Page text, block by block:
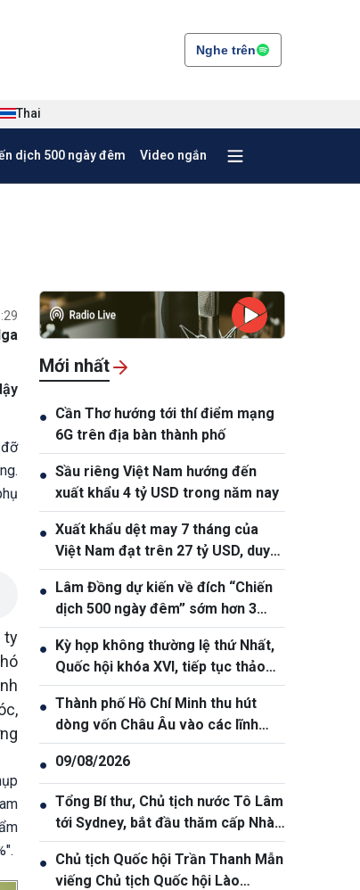
Nghe trên
Thai
dịch 500 ngày đêm Video ngắn
ty
Mới nhất
● Cần Thơ hướng tới thí điểm mạng
6G trên địa bàn thành phố
● Sầu riêng Việt Nam hướng đến
xuất khẩu 4 tỷ USD trong năm nay
● Xuất khẩu dệt may 7 tháng của
Việt Nam đạt trên 27 tỷ USD, duy
trì đà tăng trưởng
● Lâm Đồng dự kiến về đích “Chiến
dịch 500 ngày đêm” sớm hơn 3
tháng
● Kỳ họp không thường lệ thứ Nhất,
Quốc hội khóa XVI, tiếp tục thảo
luận các dự án Luật
● Thành phố Hồ Chí Minh thu hút
dòng vốn Châu Âu vào các lĩnh
vực giá trị cao
● 09/08/2026
● Tổng Bí thư, Chủ tịch nước Tô Lâm
tới Sydney, bắt đầu thăm cấp Nhà
nước Australia
● Chủ tịch Quốc hội Trần Thanh Mẫn
viếng Chủ tịch Quốc hội Lào